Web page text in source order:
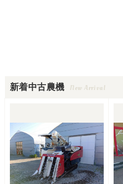
新着中古農機 New Arrival